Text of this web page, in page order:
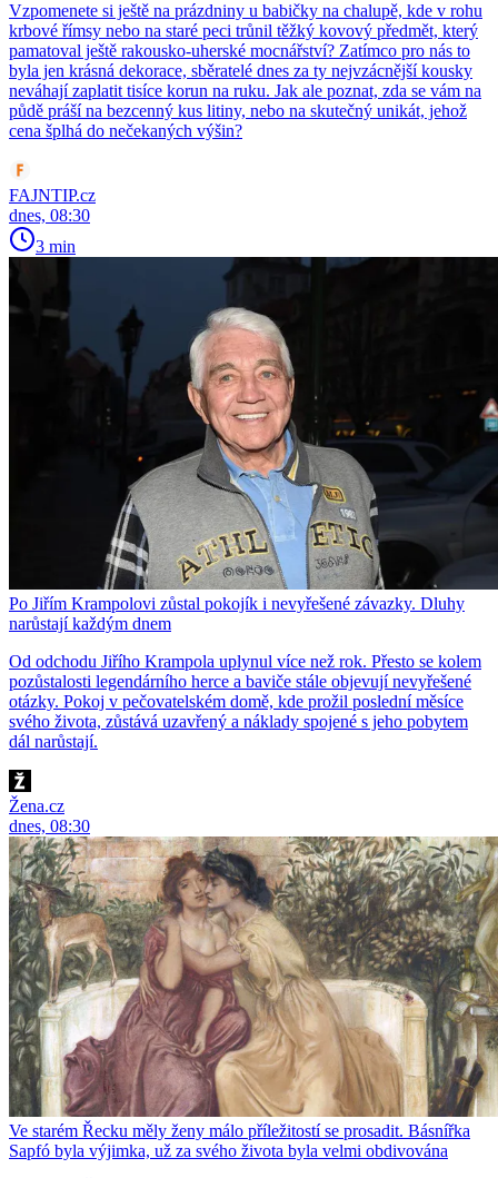
Vzpomenete si ještě na prázdniny u babičky na chalupě, kde v rohu
krbové římsy nebo na staré peci trůnil těžký kovový předmět, který
pamatoval ještě rakousko-uherské mocnářství? Zatímco pro nás to
byla jen krásná dekorace, sběratelé dnes za ty nejvzácnější kousky
neváhají zaplatit tisíce korun na ruku. Jak ale poznat, zda se vám na
půdě práší na bezcenný kus litiny, nebo na skutečný unikát, jehož
cena šplhá do nečekaných výšin?
FAJNTIP.cz
dnes, 08:30
3 min
Po Jiřím Krampolovi zůstal pokojík i nevyřešené závazky. Dluhy
narůstají každým dnem
Od odchodu Jiřího Krampola uplynul více než rok. Přesto se kolem
pozůstalosti legendárního herce a baviče stále objevují nevyřešené
otázky. Pokoj v pečovatelském domě, kde prožil poslední měsíce
svého života, zůstává uzavřený a náklady spojené s jeho pobytem
dál narůstají.
Žena.cz
dnes, 08:30
Ve starém Řecku měly ženy málo příležitostí se prosadit. Básnířka
Sapfó byla výjimka, už za svého života byla velmi obdivována